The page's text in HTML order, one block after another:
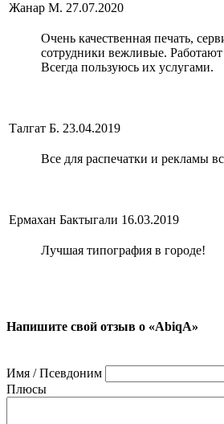
Жанар М. 27.07.2020
Очень качественная печать,
сотрудники вежливые.
Всегда пользуюсь их услугами.
Талгат Б. 23.04.2019
Все для распечатки и рекламы
Ермахан Бактыгали 16.03.2019
Лучшая типография в городе!
Напишите свой отзыв о «AbiqA»
Имя / Псевдоним
Плюсы